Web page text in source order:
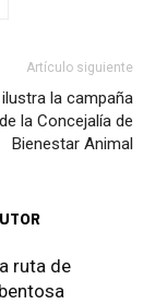
Artículo siguiente
la campaña
la Concejalía de
Bienestar Animal
ruta de